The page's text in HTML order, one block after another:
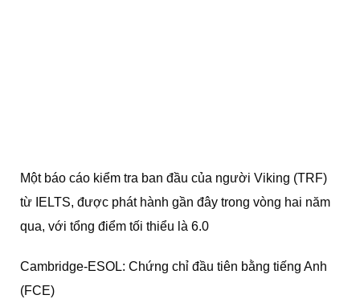
Một báo cáo kiểm tra ban đầu của người Viking (TRF)
từ IELTS, được phát hành gần đây trong vòng hai năm
qua, với tổng điểm tối thiểu là 6.0
Cambridge-ESOL: Chứng chỉ đầu tiên bằng tiếng Anh
(FCE)